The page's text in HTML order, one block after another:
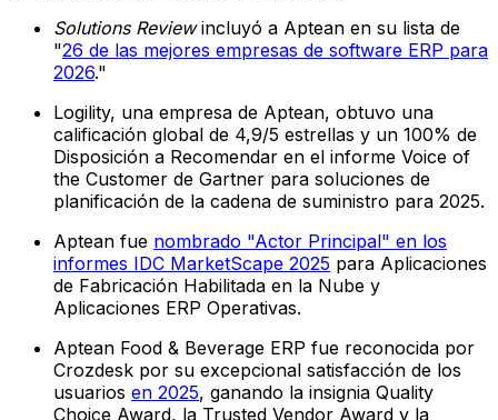
Solutions Reviewincluyó a Aptean en su lista de
"26 de las mejores empresas de software ERP para
2026."
Logility, una empresa de Aptean, obtuvo una
calificación global de 4,9/5 estrellas y un 100% de
Disposición a Recomendar en el informe Voice of
the Customer de Gartner para soluciones de
planificación de la cadena de suministro para 2025.
Aptean fue nombrado "Actor Principal" en los
informes IDC MarketScape 2025 para Aplicaciones
de Fabricación Habilitada en la Nube y
Aplicaciones ERP Operativas.
Aptean Food & Beverage ERP fue reconocida por
Crozdesk por su excepcional satisfacción de los
usuarios en 2025, ganando la insignia Quality
Choice Award, la Trusted Vendor Award y la